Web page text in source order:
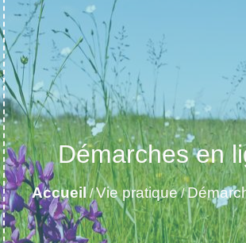
Démarches en
Accueil/Vie pratique/